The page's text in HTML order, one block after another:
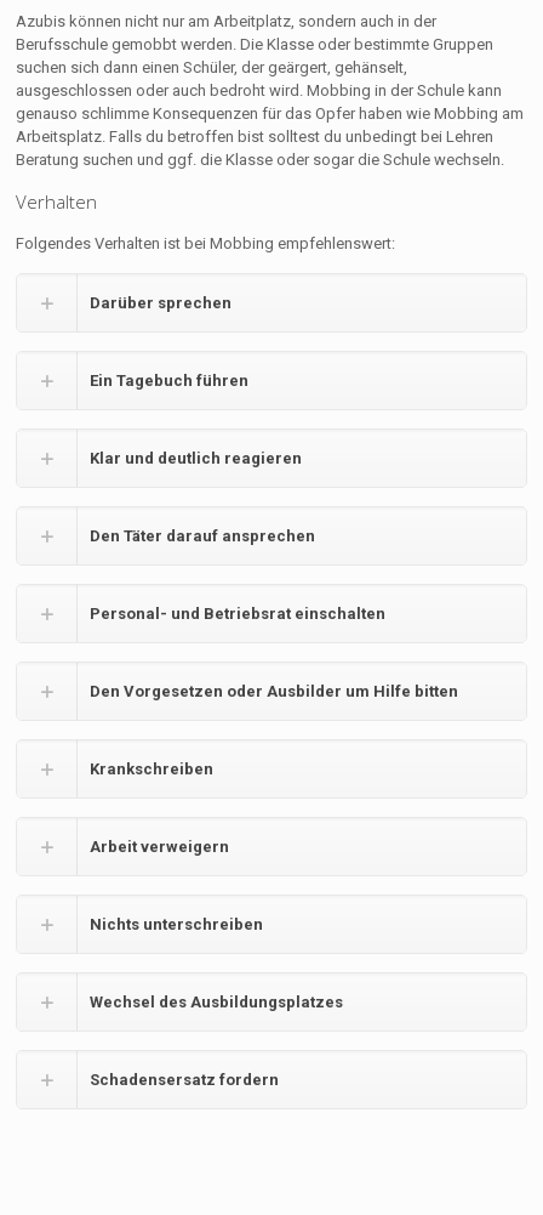
Azubis können nicht nur am Arbeitplatz, sondern auch in der
Berufsschule gemobbt werden. Die Klasse oder bestimmte Gruppen
suchen sich dann einen Schüler, der geärgert, gehänselt,
ausgeschlossen oder auch bedroht wird. Mobbing in der Schule kann
genauso schlimme Konsequenzen für das Opfer haben wie Mobbing am
Arbeitsplatz. Falls du betroffen bist solltest du unbedingt bei Lehren
Beratung suchen und ggf. die Klasse oder sogar die Schule wechseln.
Verhalten
Folgendes Verhalten ist bei Mobbing empfehlenswert:
Darüber sprechen
Ein Tagebuch führen
Klar und deutlich reagieren
Den Täter darauf ansprechen
Personal- und Betriebsrat einschalten
Den Vorgesetzen oder Ausbilder um Hilfe bitten
Krankschreiben
Arbeit verweigern
Nichts unterschreiben
Wechsel des Ausbildungsplatzes
Schadensersatz fordern